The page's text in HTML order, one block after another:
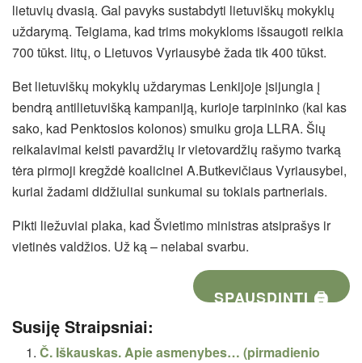
lietuvių dvasią. Gal pavyks sustabdyti lietuviškų mokyklų
uždarymą. Teigiama, kad trims mokykloms išsaugoti reikia
700 tūkst. litų, o Lietuvos Vyriausybė žada tik 400 tūkst.
Bet lietuviškų mokyklų uždarymas Lenkijoje įsijungia į
bendrą antilietuvišką kampaniją, kurioje tarpininko (kai kas
sako, kad Penktosios kolonos) smuiku groja LLRA. Šių
reikalavimai keisti pavardžių ir vietovardžių rašymo tvarką
tėra pirmoji kregždė koalicinei A.Butkevičiaus Vyriausybei,
kuriai žadami didžiuliai sunkumai su tokiais partneriais.
Pikti liežuviai plaka, kad Švietimo ministras atsiprašys ir
vietinės valdžios. Už ką – nelabai svarbu.
SPAUSDINTI 🖨
Susiję Straipsniai:
Č. Iškauskas. Apie asmenybes… (pirmadienio